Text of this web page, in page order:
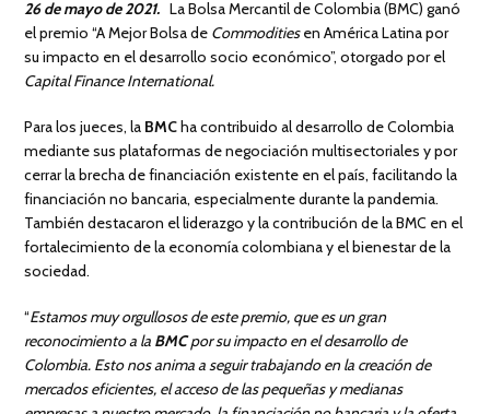
26 de mayo de 2021. La Bolsa Mercantil de Colombia (BMC) ganó
el premio “A Mejor Bolsa de Commoditiesen América Latina por
su impacto en el desarrollo socio económico”, otorgado por el
Capital Finance International.
Para los jueces, la BMC ha contribuido al desarrollo de Colombia
mediante sus plataformas de negociación multisectoriales y por
cerrar la brecha de financiación existente en el país, facilitando la
financiación no bancaria, especialmente durante la pandemia.
También destacaron el liderazgo y la contribución de la BMC en el
fortalecimiento de la economía colombiana y el bienestar de la
sociedad.
“Estamos muy orgullosos de este premio, que es un gran
reconocimiento a la BMCpor su impacto en el desarrollo de
Colombia. Esto nos anima a seguir trabajando en la creación de
mercados eficientes, el acceso de las pequeñas y medianas